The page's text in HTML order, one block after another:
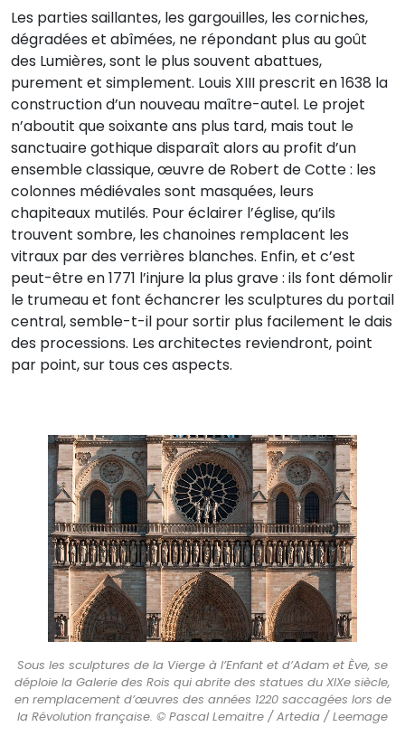
Les parties saillantes, les gargouilles, les corniches,
dégradées et abîmées, ne répondant plus au goût
des Lumières, sont le plus souvent abattues,
purement et simplement. Louis XIII prescrit en 1638 la
construction d’un nouveau maître-autel. Le projet
n’aboutit que soixante ans plus tard, mais tout le
sanctuaire gothique disparaît alors au profit d’un
ensemble classique, œuvre de Robert de Cotte : les
colonnes médiévales sont masquées, leurs
chapiteaux mutilés. Pour éclairer l’église, qu’ils
trouvent sombre, les chanoines remplacent les
vitraux par des verrières blanches. Enfin, et c’est
peut-être en 1771 l’injure la plus grave : ils font démolir
le trumeau et font échancrer les sculptures du portail
central, semble-t-il pour sortir plus facilement le dais
des processions. Les architectes reviendront, point
par point, sur tous ces aspects.
Sous les sculptures de la Vierge à l’Enfant et d’Adam et Ève, se
déploie la Galerie des Rois qui abrite des statues du XIXe siècle,
en remplacement d’œuvres des années 1220 saccagées lors de
la Révolution française. © Pascal Lemaitre / Artedia / Leemage